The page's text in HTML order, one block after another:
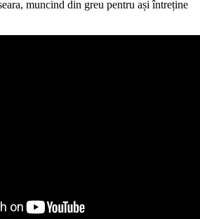
muncind din greu pentru ași întreține